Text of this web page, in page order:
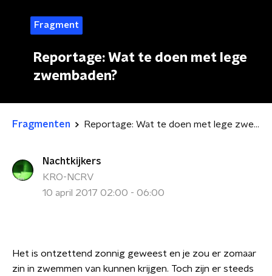
Fragment
Reportage: Wat te doen met lege
zwembaden?
Fragmenten Reportage: Wat te doen met lege zwembaden?
Nachtkijkers
KRO-NCRV
10 april 2017 02:00 - 06:00
Het is ontzettend zonnig geweest en je zou er zomaar
zin in zwemmen van kunnen krijgen. Toch zijn er steeds